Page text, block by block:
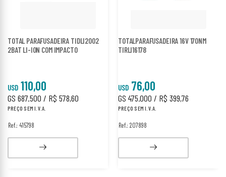
TOTAL PARAFUSADEIRA TIDLI2002
2BAT LI-ION COM IMPACTO
USD 110,00
GS 687.500 / R$ 578,60
PREÇO SEM I.V.A.
Ref.: 415798
TOTALPARAFUSADEIRA 16V 170NM
TIRLI16178
USD 76,00
GS 475.000 / R$ 399,76
PREÇO SEM I.V.A.
Ref.: 207898